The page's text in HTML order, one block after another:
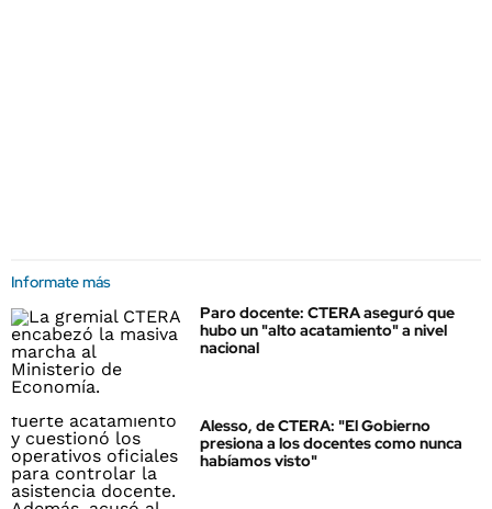
Informate más
Paro docente: CTERA aseguró que
hubo un "alto acatamiento" a nivel
nacional
Alesso, de CTERA: "El Gobierno
presiona a los docentes como nunca
habíamos visto"